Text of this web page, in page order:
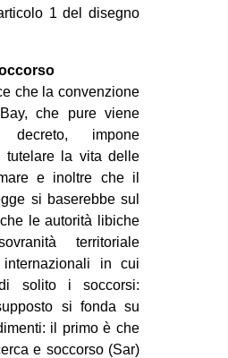
1 del disegno
che la convenzione
che pure viene
impone
tutelare la vita delle
e inoltre che il
si baserebbe sul
le autorità libiche
territoriale
in cui
solito i soccorsi:
si fonda su
il primo è che
e soccorso (Sar)